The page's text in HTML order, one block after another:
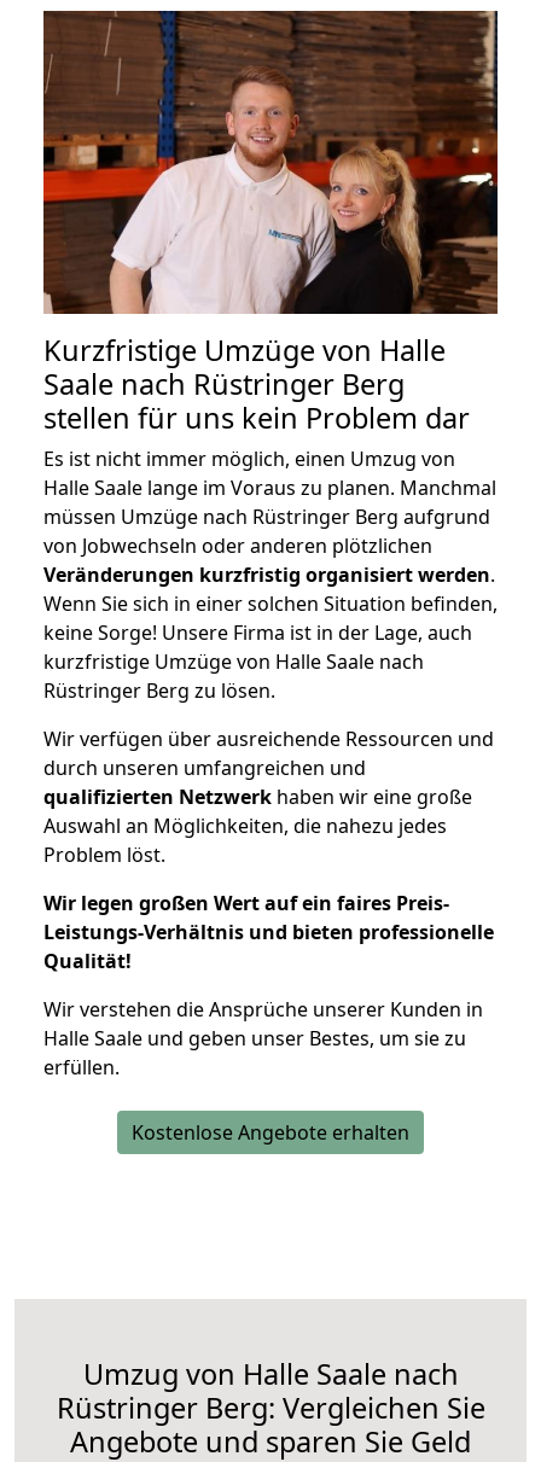
Kurzfristige Umzüge von Halle
Saale nach Rüstringer Berg
stellen für uns kein Problem dar
Es ist nicht immer möglich, einen Umzug von
Halle Saale lange im Voraus zu planen. Manchmal
müssen Umzüge nach Rüstringer Berg aufgrund
von Jobwechseln oder anderen plötzlichen
Veränderungen kurzfristig organisiert werden.
Wenn Sie sich in einer solchen Situation befinden,
keine Sorge! Unsere Firma ist in der Lage, auch
kurzfristige Umzüge von Halle Saale nach
Rüstringer Berg zu lösen.
Wir verfügen über ausreichende Ressourcen und
durch unseren umfangreichen und
qualifizierten Netzwerk haben wir eine große
Auswahl an Möglichkeiten, die nahezu jedes
Problem löst.
Wir legen großen Wert auf ein faires Preis-
Leistungs-Verhältnis und bieten professionelle
Qualität!
Wir verstehen die Ansprüche unserer Kunden in
Halle Saale und geben unser Bestes, um sie zu
erfüllen.
Kostenlose Angebote erhalten
Umzug von Halle Saale nach
Rüstringer Berg: Vergleichen Sie
Angebote und sparen Sie Geld